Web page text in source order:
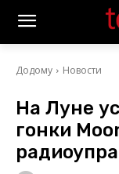
Додому Новости
На Луне
гонки